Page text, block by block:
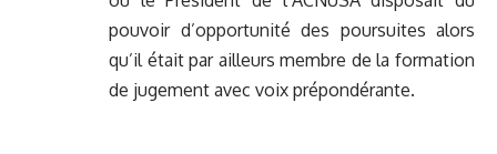
pouvoir d’opportunité des poursuites alors
qu’il était par ailleurs membre de la formation
de jugement avec voix prépondérante.